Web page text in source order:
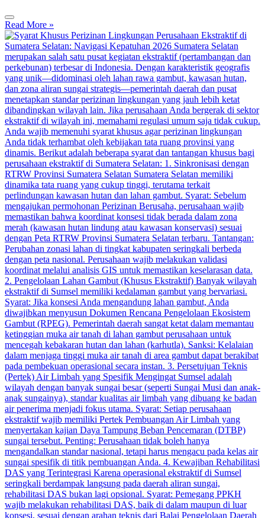
Read More »